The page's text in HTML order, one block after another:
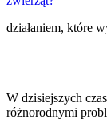
działaniem, które
W dzisiejszych
różnorodnymi